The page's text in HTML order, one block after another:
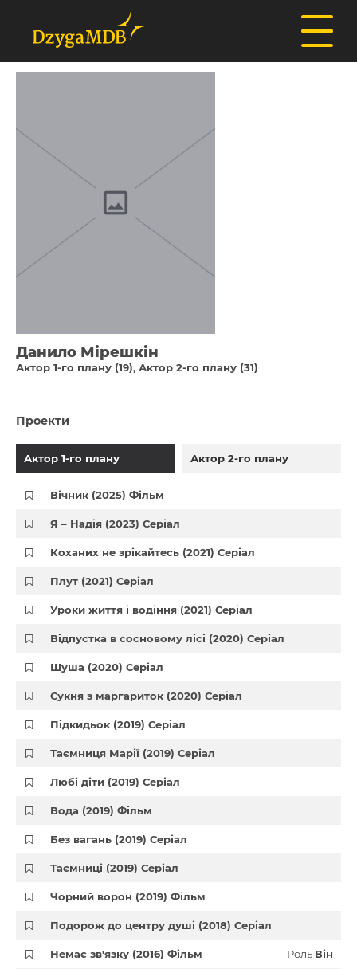
Данило Мірешкін
Актор 1-го плану (19) Актор 2-го плану (31)
Проекти
Актор 1-го плану Актор 2-го плану
Вічник (2025) Фільм
Я – Надія (2023) Серіал
Коханих не зрікайтесь (2021) Серіал
Плут (2021) Серіал
Уроки життя і водіння (2021) Серіал
Відпустка в сосновому лісі (2020) Серіал
Шуша (2020) Серіал
Сукня з маргариток (2020) Серіал
Підкидьок (2019) Серіал
Таємниця Марії (2019) Серіал
Любі діти (2019) Серіал
Вода (2019) Фільм
Без вагань (2019) Серіал
Таємниці (2019) Серіал
Чорний ворон (2019) Фільм
Подорож до центру душі (2018) Серіал
Немає зв'язку (2016) Фільм Роль Він